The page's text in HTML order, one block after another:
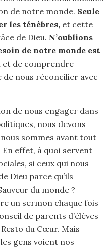
de notre monde. Seule
les ténèbres, et cette
de Dieu. N’oublions
de notre monde est
et de comprendre
de nous réconcilier avec
de nous engager dans
nous devons
sommes avant tout
En effet, à quoi servent
si ceux qui nous
Dieu parce qu’ils
du monde ?
un sermon chaque fois
de parents d’élèves
du Cœur. Mais
gens voient nos